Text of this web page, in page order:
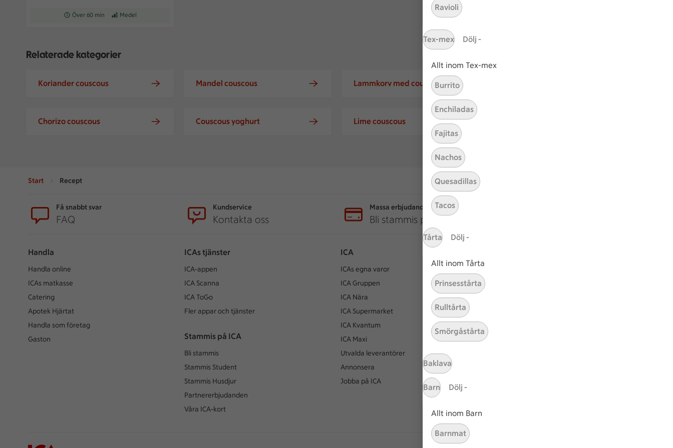
Ravioli
Tex-mex Dölj -
Allt inom Tex-mex
Burrito
Enchiladas
Fajitas
Nachos
Quesadillas
Tacos
Tårta Dölj -
Allt inom Tårta
Prinsesstårta
Rulltårta
Smörgåstårta
Baklava
Barn Dölj -
Allt inom Barn
Barnmat
Receptet tar Över 60 min att tillaga
Över 60 min Receptet har Medel svårighetsgrad
Medel
Relaterade kategorier
Koriander couscous Mandel couscous Lammkorv med couscous
Chorizo couscous Couscous yoghurt Lime couscous
Start Recept
Få snabbt svar
FAQ
Kundservice
Kontakta oss
Massa erbjudanden
Bli stammis på ICA
Handla
Handla online
ICAs matkasse
Catering
Apotek Hjärtat
Handla som företag
Gaston
ICAs tjänster
ICA-appen
ICA Scanna
ICA ToGo
Fler appar och tjänster
Stammis på ICA
Bli stammis
Stammis Student
Stammis Husdjur
Partnererbjudanden
Våra ICA-kort
ICA
ICAs egna varor
ICA Gruppen
ICA Nära
ICA Supermarket
ICA Kvantum
ICA Maxi
Utvalda leverantörer
Annonsera
Jobba på ICA